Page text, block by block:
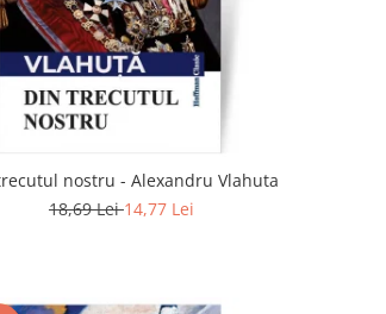
nostru - Alexandru Vlahuta
18,69 Lei14,77 Lei